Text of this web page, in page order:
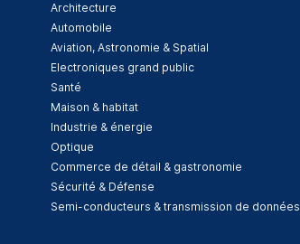
Architecture
Automobile
Aviation, Astronomie & Spatial
Electroniques grand public
Santé
Maison & habitat
Industrie & énergie
Optique
Commerce de détail & gastronomie
Sécurité & Défense
Semi-conducteurs & transmission de données